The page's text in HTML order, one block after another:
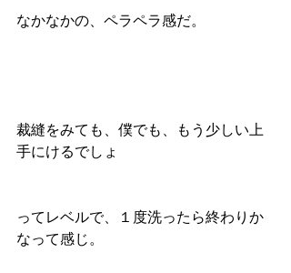
なかなかの、ペラペラ感だ。
裁縫をみても、僕でも、もう少しい上
手にけるでしょ
ってレベルで、１度洗ったら終わりか
なって感じ。